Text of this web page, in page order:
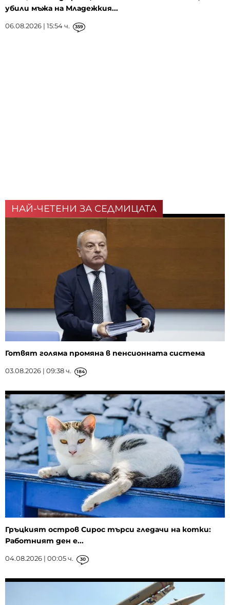
убили мъжа на Младежкия...
06.08.2026 | 15:54 ч. 359
НАЙ-ЧЕТЕНИ ЗА СЕДМИЦАТА
Готвят голяма промяна в пенсионната система
03.08.2026 | 09:38 ч. 184
Гръцкият остров Сирос търси гледачи на котки:
Работният ден е...
04.08.2026 | 00:05 ч. 30